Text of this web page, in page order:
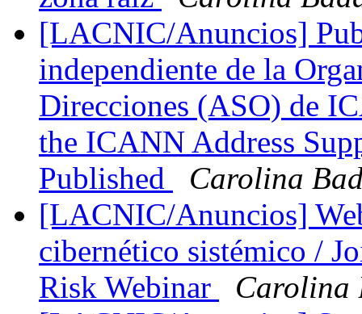
[LACNIC/Anuncios]
independiente de la
Direcciones (ASO) de
the ICANN Address
Published
Carolina
[LACNIC/Anuncios]
cibernético sistémico /
Risk Webinar
Carolina